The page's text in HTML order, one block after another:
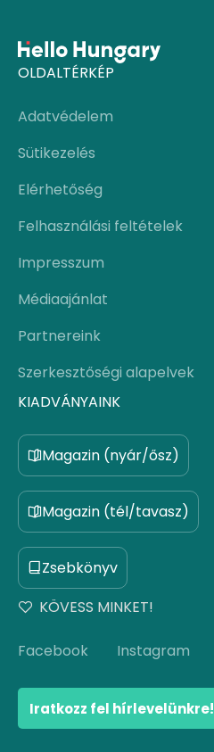
OLDALTÉRKÉP
Adatvédelem
Sütikezelés
Elérhetőség
Felhasználási feltételek
Impresszum
Médiaajánlat
Partnereink
Szerkesztőségi alapelvek
KIADVÁNYAINK
Magazin (nyár/ősz)
Magazin (tél/tavasz)
Zsebkönyv
KÖVESS MINKET!
Facebook Instagram
Iratkozz fel hírlevelünkre!